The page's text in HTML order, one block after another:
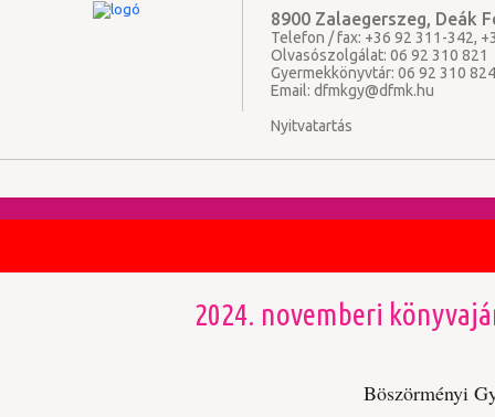
8900 Zalaegerszeg, Deák
Telefon / fax: +36 92 311-342,
Olvasószolgálat: 06 92 310 821
Gyermekkönyvtár: 06 92 310
Email:dfmkgy@dfmk.hu
Nyitvatartás
2024. novemberi
Böszörményi